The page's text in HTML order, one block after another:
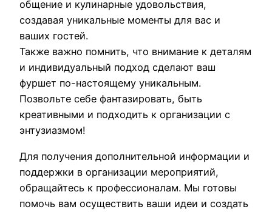
общение и кулинарные удовольствия,
создавая уникальные моменты для вас и
ваших гостей.
Также важно помнить, что внимание к деталям
и индивидуальный подход сделают ваш
фуршет по-настоящему уникальным.
Позвольте себе фантазировать, быть
креативными и подходить к организации с
энтузиазмом!
Для получения дополнительной информации и
поддержки в организации мероприятий,
обращайтесь к профессионалам. Мы готовы
помочь вам осуществить ваши идеи и создать